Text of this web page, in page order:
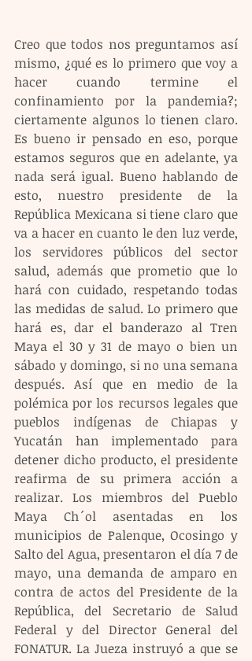
Creo que todos nos preguntamos así
mismo, ¿qué es lo primero que voy a
hacer cuando termine el
confinamiento por la pandemia?;
ciertamente algunos lo tienen claro.
Es bueno ir pensado en eso, porque
estamos seguros que en adelante, ya
nada será igual. Bueno hablando de
esto, nuestro presidente de la
República Mexicana si tiene claro que
va a hacer en cuanto le den luz verde,
los servidores públicos del sector
salud, además que prometio que lo
hará con cuidado, respetando todas
las medidas de salud. Lo primero que
hará es, dar el banderazo al Tren
Maya el 30 y 31 de mayo o bien un
sábado y domingo, si no una semana
después. Así que en medio de la
polémica por los recursos legales que
pueblos indígenas de Chiapas y
Yucatán han implementado para
detener dicho producto, el presidente
reafirma de su primera acción a
realizar. Los miembros del Pueblo
Maya Ch´ol asentadas en los
municipios de Palenque, Ocosingo y
Salto del Agua, presentaron el día 7 de
mayo, una demanda de amparo en
contra de actos del Presidente de la
República, del Secretario de Salud
Federal y del Director General del
FONATUR. La Jueza instruyó a que se